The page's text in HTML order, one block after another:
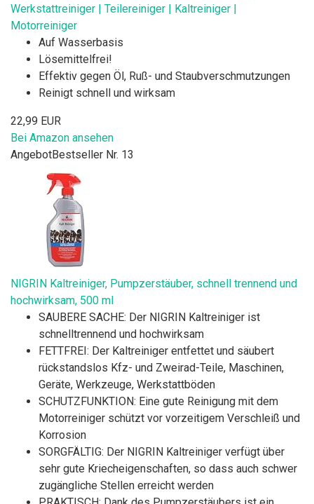
Werkstattreiniger | Teilereiniger | Kaltreiniger |
Motorreiniger
Auf Wasserbasis
Lösemittelfrei!
Effektiv gegen Öl, Ruß- und Staubverschmutzungen
Reinigt schnell und wirksam
22,99 EUR
Bei Amazon ansehen
AngebotBestseller Nr. 13
NIGRIN Kaltreiniger, Pumpzerstäuber, schnell trennend und
hochwirksam, 500 ml
SAUBERE SACHE: Der NIGRIN Kaltreiniger ist
schnelltrennend und hochwirksam
FETTFREI: Der Kaltreiniger entfettet und säubert
rückstandslos Kfz- und Zweirad-Teile, Maschinen,
Geräte, Werkzeuge, Werkstattböden
SCHUTZFUNKTION: Eine gute Reinigung mit dem
Motorreiniger schützt vor vorzeitigem Verschleiß und
Korrosion
SORGFÄLTIG: Der NIGRIN Kaltreiniger verfügt über
sehr gute Kriecheigenschaften, so dass auch schwer
zugängliche Stellen erreicht werden